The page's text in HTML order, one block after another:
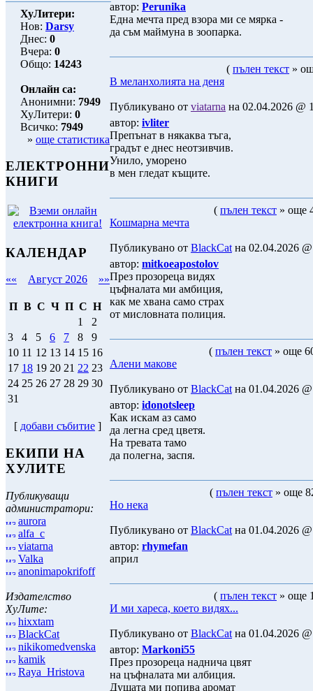
ХуЛитери:
Нов: Darsy
Днес: 0
Вчера: 0
Общо: 14243
Онлайн са:
Анонимни: 7949
ХуЛитери: 0
Всичко: 7949
» още статистика
ЕЛЕКТРОННИ
КНИГИ
КАЛЕНДАР
«« Август 2026 »»
П В С Ч П С Н
1
2
3
4 5 6 7 8
9
10 11 12 13 14 15 16
17 18 19 20 21 22 23
24 25 26 27 28 29 30
31
[ добави събитие ]
ЕКИПИ НА
ХУЛИТЕ
Публикуващи
администратори:
aurora
alfa_c
viatarna
Valka
anonimapokrifoff
Издателство
ХуЛите:
hixxtam
BlackCat
nikikomedvenska
kamik
Raya_Hristova
автор: Perunika
Една мечта пред взора ми се мярка -
да съм маймуна в зоопарка.
( пълен текст »
В меланхолията на деня
Публикувано от viatarna на 02.04.2026 @
автор: ivliter
Препънат в някаква тъга,
градът е днес неотзивчив.
Унило, уморено
в мен гледат къщите.
( пълен текст » още
Кошмарна мечта
Публикувано от BlackCat на 02.04.2026
автор: mitkoeapostolov
През прозореца видях
цъфналата ми амбиция,
как ме хвана само страх
от мисловната полиция.
( пълен текст » още
Алени макове
Публикувано от BlackCat на 01.04.2026
автор: idonotsleep
Как искам аз само
да легна сред цветя.
На тревата тамо
да полегна, заспя.
( пълен текст » още
Но нека
Публикувано от BlackCat на 01.04.2026
автор: rhymefan
април
( пълен текст » още
И ми хареса, което видях...
Публикувано от BlackCat на 01.04.2026
автор: Markoni55
През прозореца наднича цвят
на цъфналата ми албиция.
Душата ми попива аромат